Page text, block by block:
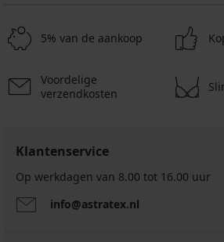
Katoenen
beha
48,99
code
BRA20
5% van de aankoop
Voordelige
verzendkosten
Klantenservice
Op werkdagen van 8.00 tot 16.00 uur
info@astratex.nl